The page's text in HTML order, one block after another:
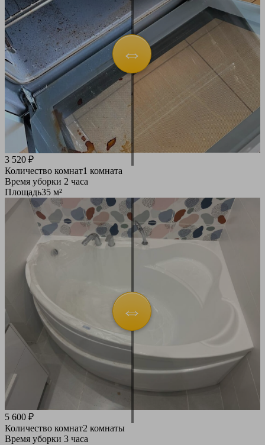
3 520 ₽
Количество комнат1 комната
Время уборки 2 часа
Площадь35 м²
5 600 ₽
Количество комнат2 комнаты
Время уборки 3 часа